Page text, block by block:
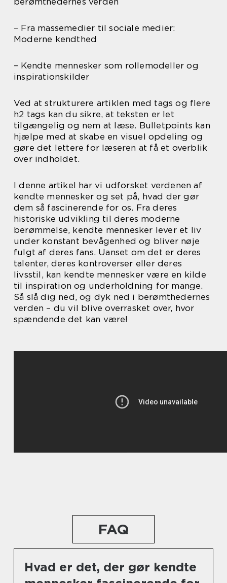
– Fra massemedier til sociale medier:
Moderne kendthed
– Kendte mennesker som rollemodeller og
inspirationskilder
Ved at strukturere artiklen med tags og flere
h2 tags kan du sikre, at teksten er let
tilgængelig og nem at læse. Bulletpoints kan
hjælpe med at skabe en visuel opdeling og
gøre det lettere for læseren at få et overblik
over indholdet.
I denne artikel har vi udforsket verdenen af
kendte mennesker og set på, hvad der gør
dem så fascinerende for os. Fra deres
historiske udvikling til deres moderne
berømmelse, kendte mennesker lever et liv
under konstant bevågenhed og bliver nøje
fulgt af deres fans. Uanset om det er deres
talenter, deres kontroverser eller deres
livsstil, kan kendte mennesker være en kilde
til inspiration og underholdning for mange.
Så slå dig ned, og dyk ned i berømthedernes
verden – du vil blive overrasket over, hvor
spændende det kan være!
FAQ
Hvad er det, der gør kendte